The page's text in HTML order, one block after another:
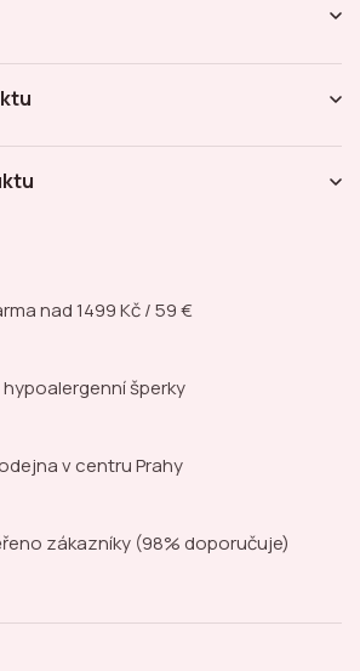
nad1499 Kč / 59 €
šperky
v centru Prahy
zákazníky (98% doporučuje)